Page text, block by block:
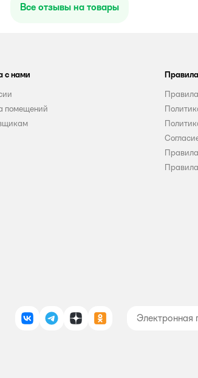
Все отзывы на товары
с нами
помещений
Правила
ВКонтакте
TelegramДзен Одноклассники